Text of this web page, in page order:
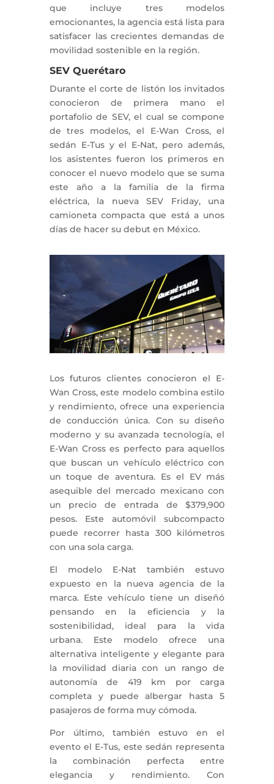
que incluye tres modelos
emocionantes, la agencia está lista para
satisfacer las crecientes demandas de
movilidad sostenible en la región.
SEV Querétaro
Durante el corte de listón los invitados
conocieron de primera mano el
portafolio de SEV, el cual se compone
de tres modelos, el E-Wan Cross, el
sedán E-Tus y el E-Nat, pero además,
los asistentes fueron los primeros en
conocer el nuevo modelo que se suma
este año a la familia de la firma
eléctrica, la nueva SEV Friday, una
camioneta compacta que está a unos
días de hacer su debut en México.
Los futuros clientes conocieron el E-
Wan Cross, este modelo combina estilo
y rendimiento, ofrece una experiencia
de conducción única. Con su diseño
moderno y su avanzada tecnología, el
E-Wan Cross es perfecto para aquellos
que buscan un vehículo eléctrico con
un toque de aventura. Es el EV más
asequible del mercado mexicano con
un precio de entrada de $379,900
pesos. Este automóvil subcompacto
puede recorrer hasta 300 kilómetros
con una sola carga.
El modelo E-Nat también estuvo
expuesto en la nueva agencia de la
marca. Este vehículo tiene un diseñó
pensando en la eficiencia y la
sostenibilidad, ideal para la vida
urbana. Este modelo ofrece una
alternativa inteligente y elegante para
la movilidad diaria con un rango de
autonomía de 419 km por carga
completa y puede albergar hasta 5
pasajeros de forma muy cómoda.
Por último, también estuvo en el
evento el E-Tus, este sedán representa
la combinación perfecta entre
elegancia y rendimiento. Con